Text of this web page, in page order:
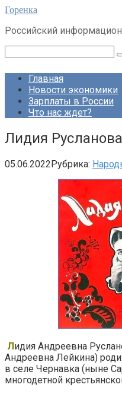
Перейти
контенту
Горенка
Российский
Главная
Новости экономики
Зарплаты в России
Что нас ждет?
Лидия Русланова
05.06.2022Рубрика:
Лидия Андреевна
Андреевна Лейкина)
в селе Чернавка (ныне
многодетной